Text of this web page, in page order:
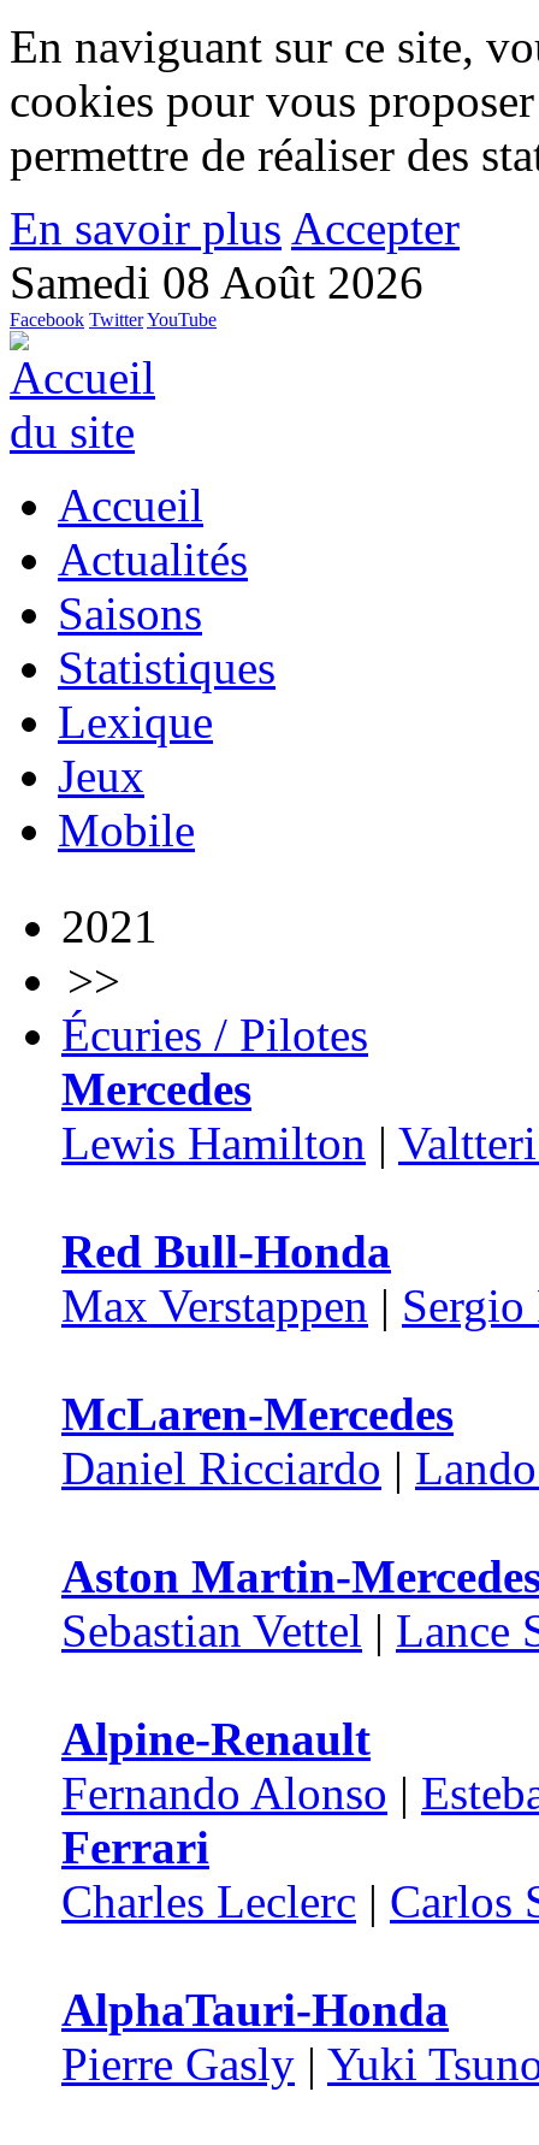
En naviguant sur ce site,
cookies pour vous
permettre de réaliser des
En savoir plus Accepter
Samedi 08 Août 2026
Facebook TwitterYouTube
Accueil
Actualités
Saisons
Statistiques
Lexique
Jeux
Mobile
2021
>>
Écuries / Pilotes
Mercedes
Lewis Hamilton |
Red Bull-Honda
Max Verstappen | Sergio
McLaren-Mercedes
Daniel Ricciardo |
Aston Martin-
Sebastian Vettel | Lance
Alpine-Renault
Fernando Alonso |
Ferrari
Charles Leclerc | Carlos
AlphaTauri-Honda
Pierre Gasly | Yuki